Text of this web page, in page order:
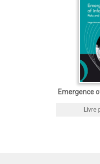
Emergence
Livre